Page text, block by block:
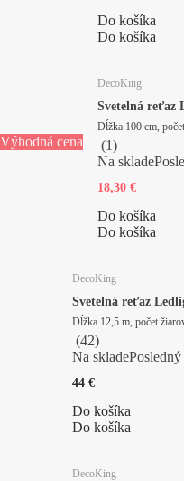
Do košíka
Do košíka
Výhodná cena
DecoKing
Svetelná reťaz
Dĺžka 100 cm,
(1)
Na sklade
18,30 €
Do košíka
Do košíka
DecoKing
Svetelná reťaz
Dĺžka 12,5 m, počet
(42)
Na sklade
44 €
Do košíka
Do košíka
DecoKing